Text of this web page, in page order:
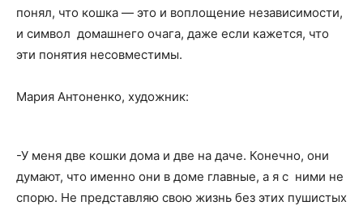
понял, что кошка — это и воплощение независимости,
и символ домашнего очага, даже если кажется, что
эти понятия несовместимы.
Мария Антоненко, художник:
-У меня две кошки дома и две на даче. Конечно, они
думают, что именно они в доме главные, а я с ними не
спорю. Не представляю свою жизнь без этих пушистых